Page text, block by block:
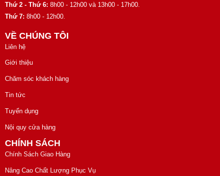
Thứ 2 - Thứ 6: 8h00 - 12h00 và 13h00 - 17h00.
Thứ 7: 8h00 - 12h00.
VỀ CHÚNG TÔI
Liên hệ
Giới thiệu
Chăm sóc khách hàng
Tin tức
Tuyển dụng
Nội quy cửa hàng
CHÍNH SÁCH
Chính Sách Giao Hàng
Nâng Cao Chất Lượng Phục Vụ